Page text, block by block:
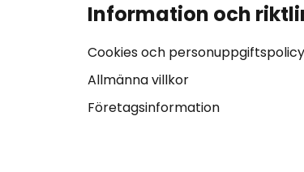
Information och
Cookies och personuppgiftspolicy
Allmänna villkor
Företagsinformation